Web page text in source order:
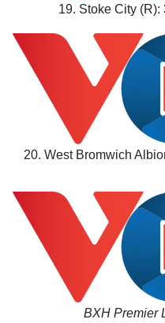
Pháp luật
Vụ án
Tin nóng
Tư vấn luật
19. Stoke City (R):
20. West Bromwich
BXH Premier